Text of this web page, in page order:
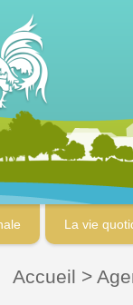
La vie
Accueil >